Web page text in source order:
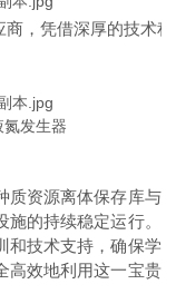
凭借深厚的技术积
氮发生器
质资源离体保存库与
的持续稳定运行。
和技术支持，确保学
高效地利用这一宝贵